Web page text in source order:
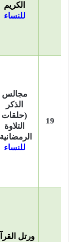
الكريم
للنساء
19
مجالس
الذكر
(حلقات
التلاوة
للنساء
ورتل